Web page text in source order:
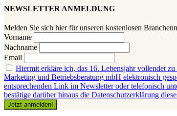
NEWSLETTER ANMELDUNG
Melden Sie sich hier für unseren kostenlosen
Vorname
Nachname
Email
Hiermit erkläre ich, das 16. Lebensjahr vollendet
Marketing und Betriebsberatung mbH elektronisch
entsprechenden Link im Newsletter oder telefonisch
bestätige darüber hinaus die Datenschutzerklärung